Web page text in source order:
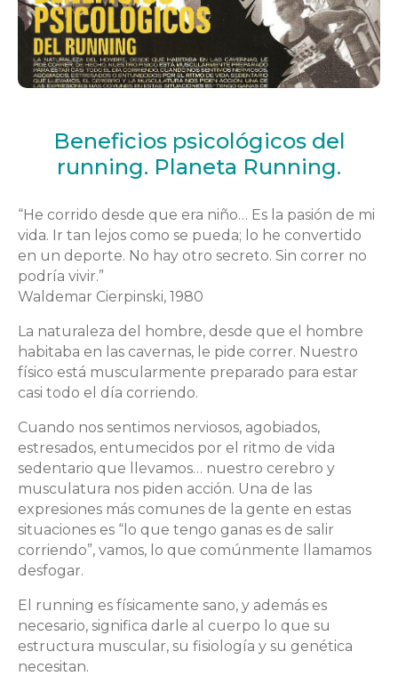
Beneficios psicológicos del
running. Planeta Running.
“He corrido desde que era niño… Es la pasión de mi
vida. Ir tan lejos como se pueda; lo he convertido
en un deporte. No hay otro secreto. Sin correr no
podría vivir.”
Waldemar Cierpinski, 1980
La naturaleza del hombre, desde que el hombre
habitaba en las cavernas, le pide correr. Nuestro
físico está muscularmente preparado para estar
casi todo el día corriendo.
Cuando nos sentimos nerviosos, agobiados,
estresados, entumecidos por el ritmo de vida
sedentario que llevamos… nuestro cerebro y
musculatura nos piden acción. Una de las
expresiones más comunes de la gente en estas
situaciones es “lo que tengo ganas es de salir
corriendo”, vamos, lo que comúnmente llamamos
desfogar.
El running es físicamente sano, y además es
necesario, significa darle al cuerpo lo que su
estructura muscular, su fisiología y su genética
necesitan.